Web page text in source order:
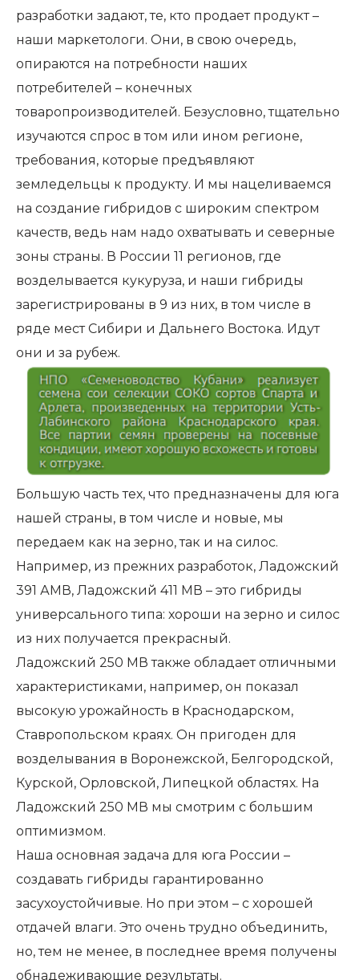
разработки задают, те, кто продает продукт –
наши маркетологи. Они, в свою очередь,
опираются на потребности наших
потребителей – конечных
товаропроизводителей. Безусловно, тщательно
изучаются спрос в том или ином регионе,
требования, которые предъявляют
земледельцы к продукту. И мы нацеливаемся
на создание гибридов с широким спектром
качеств, ведь нам надо охватывать и северные
зоны страны. В России 11 регионов, где
возделывается кукуруза, и наши гибриды
зарегистрированы в 9 из них, в том числе в
ряде мест Сибири и Дальнего Востока. Идут
они и за рубеж.
Большую часть тех, что предназначены для юга
нашей страны, в том числе и новые, мы
передаем как на зерно, так и на силос.
Например, из прежних разработок, Ладожский
391 АМВ, Ладожский 411 МВ – это гибриды
универсального типа: хороши на зерно и силос
из них получается прекрасный.
Ладожский 250 МВ также обладает отличными
характеристиками, например, он показал
высокую урожайность в Краснодарском,
Ставропольском краях. Он пригоден для
возделывания в Воронежской, Белгородской,
Курской, Орловской, Липецкой областях. На
Ладожский 250 МВ мы смотрим с большим
оптимизмом.
Наша основная задача для юга России –
создавать гибриды гарантированно
засухоустойчивые. Но при этом – с хорошей
отдачей влаги. Это очень трудно объединить,
но, тем не менее, в последнее время получены
обнадеживающие результаты.